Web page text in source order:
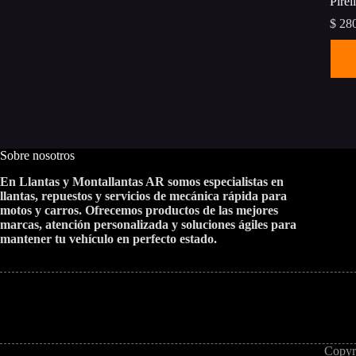
$
Sobre nosotros
En Llantas y Montallantas AR somos especialistas en
llantas, repuestos y servicios de mecánica rápida para
motos y carros. Ofrecemos productos de las mejores
marcas, atención personalizada y soluciones ágiles para
mantener tu vehículo en perfecto estado.